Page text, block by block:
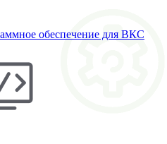
обеспечение для ВКС